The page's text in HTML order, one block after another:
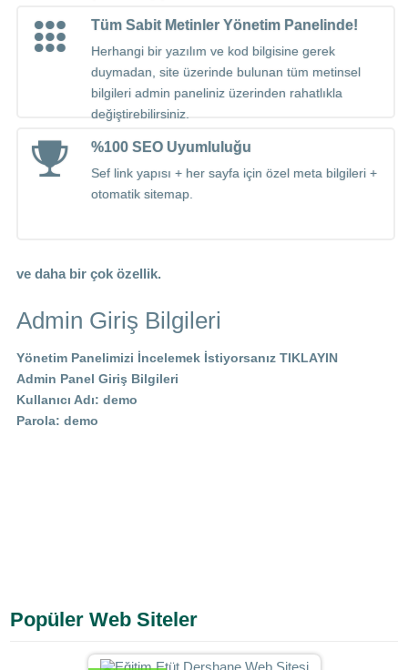
Tüm Sabit Metinler Yönetim Panelinde!
Herhangi bir yazılım ve kod bilgisine gerek
duymadan, site üzerinde bulunan tüm metinsel
bilgileri admin paneliniz üzerinden rahatlıkla
değiştirebilirsiniz.
%100 SEO Uyumluluğu
Sef link yapısı + her sayfa için özel meta bilgileri +
otomatik sitemap.
ve daha bir çok özellik.
Admin Giriş Bilgileri
Yönetim Panelimizi İncelemek İstiyorsanız TIKLAYIN
Admin Panel Giriş Bilgileri
Kullanıcı Adı: demo
Parola: demo
Popüler Web Siteler